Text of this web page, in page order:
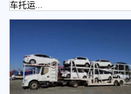
车托运...